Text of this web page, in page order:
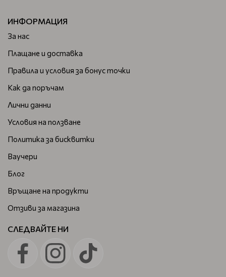
ИНФОРМАЦИЯ
За нас
Плащане и доставка
Правила и условия за бонус точки
Как да поръчам
Лични данни
Условия на ползване
Политика за бисквитки
Ваучери
Блог
Връщане на продукти
Отзиви за магазина
СЛЕДВАЙТЕ НИ